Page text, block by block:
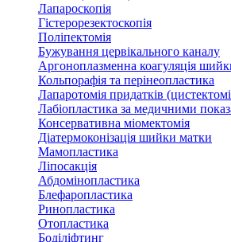
Лапароскопія
Гістерорезектоскопія
Поліпектомія
Бужування цервікального каналу
Аргоноплазменна коагуляція
Кольпорафія та перінеопластика
Лапаротомія придатків
Лабіопластика за медичними
Консервативна міомектомія
Діатермоконізація шийки матки
Мамопластика
Ліпосакція
Абдомінопластика
Блефаропластика
Ринопластика
Отопластика
Боділіфтинг